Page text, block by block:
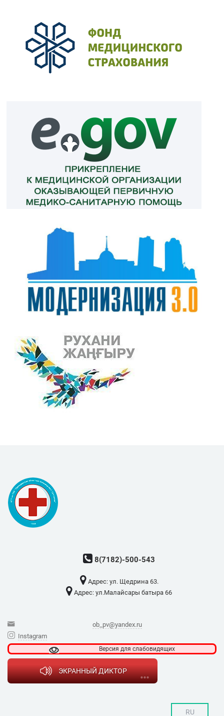
8(7182)-500-543
Адрес: ​ул. Щедрина 63.
Адрес: ​ул.Малайсары батыра 66
ob_pv@yandex.ru
Instagram
Версия для слабовидящих
ЭКРАННЫЙ ДИКТОР
RU